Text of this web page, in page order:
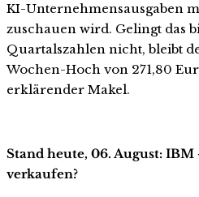
KI-Unternehmensausgaben
zuschauen wird. Gelingt das
Quartalszahlen nicht, bleibt
Wochen-Hoch von 271,80
erklärender Makel.
Stand heute, 06. August:
verkaufen?